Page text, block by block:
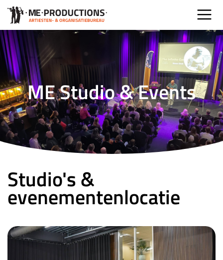
ME Studio & Events
Studio's &
evenementenlocatie